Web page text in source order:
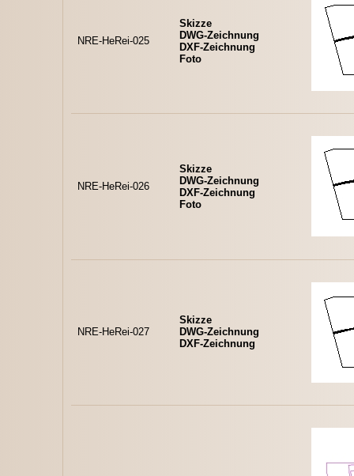
NRE-HeRei-025
Skizze
DWG-Zeichnung
DXF-Zeichnung
Foto
NRE-HeRei-026
Skizze
DWG-Zeichnung
DXF-Zeichnung
Foto
NRE-HeRei-027
Skizze
DWG-Zeichnung
DXF-Zeichnung